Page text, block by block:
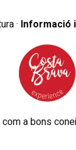
· Informació
a bons